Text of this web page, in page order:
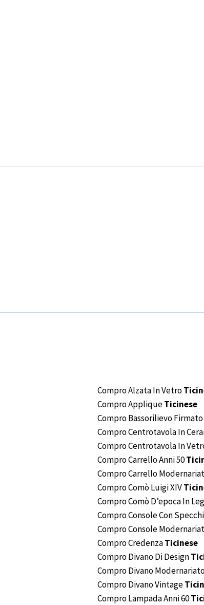
Compro Alzata In Vetro
Compro AppliqueTicinese
Compro Bassorilievo Firmato
Compro Centrotavola In
Compro Centrotavola In
Compro Carrello Anni 50
Compro Carrello
Compro Comò Luigi XIV
Compro Comò D’epoca In
Compro Console Con
Compro Console
Compro CredenzaTicinese
Compro Divano Di Design
Compro Divano
Compro Divano Vintage
Compro Lampada Anni 60